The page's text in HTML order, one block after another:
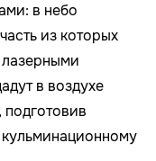
в небо
из которых
в воздухе